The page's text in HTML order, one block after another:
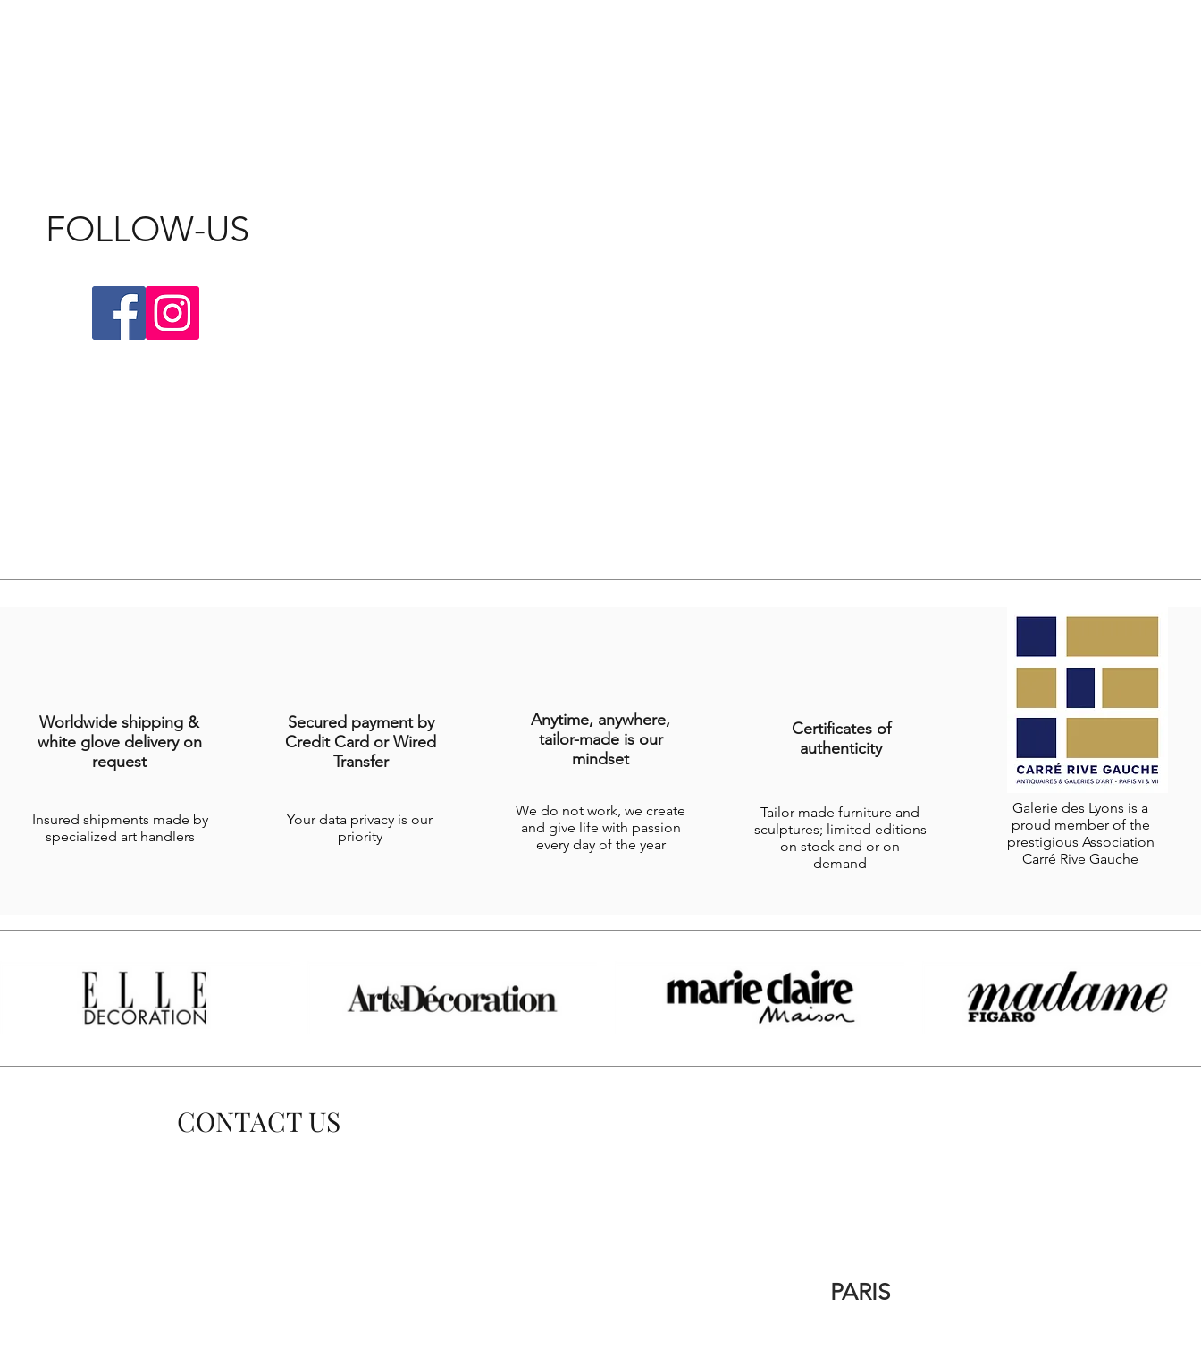
FOLLOW-US
Worldwide shipping &
white glove delivery on
request
Insured shipments made by
specialized art handlers
Secured payment by
Credit Card or Wired
Transfer
Your data privacy is our
priority
Anytime, anywhere,
tailor-made is our
mindset
We do not work, we create
and give life with passion
every day of the year
Certificates of
authenticity
Tailor-made furniture and
sculptures; limited editions
on stock and or on
demand
Galerie des Lyons is a
proud member of the
prestigious Association
Carré Rive Gauche
CONTACT US
PARIS